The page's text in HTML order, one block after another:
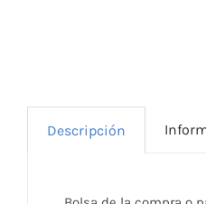
Descripción